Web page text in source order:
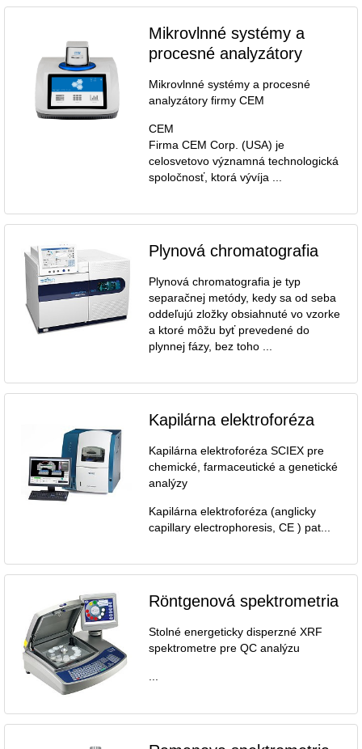
Mikrovlnné systémy a
procesné analyzátory
Mikrovlnné systémy a procesné
analyzátory firmy CEM
CEM
Firma CEM Corp. (USA) je
celosvetovo významná technologická
spoločnosť, ktorá vývíja ...
Plynová chromatografia
Plynová chromatografia je typ
separačnej metódy, kedy sa od seba
oddeľujú zložky obsiahnuté vo vzorke
a ktoré môžu byť prevedené do
plynnej fázy, bez toho ...
Kapilárna elektroforéza
Kapilárna elektroforéza SCIEX pre
chemické, farmaceutické a genetické
analýzy
Kapilárna elektroforéza (anglicky
capillary electrophoresis, CE ) pat...
Röntgenová spektrometria
Stolné energeticky disperzné XRF
spektrometre pre QC analýzu